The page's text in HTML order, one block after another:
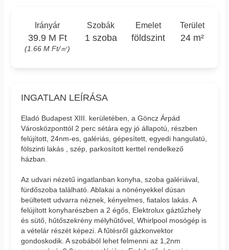
Irányár
39.9 M Ft
(1.66 M Ft/㎡)
Szobák
1 szoba
Emelet
földszint
Terület
24 m²
INGATLAN LEÍRÁSA
Eladó Budapest XIII. kerületében, a Göncz Árpád
Városközponttól 2 perc sétára egy jó állapotú, részben
felújított, 24nm-es, galériás, gépesített, egyedi hangulatú,
fölszinti lakás , szép, parkosított kerttel rendelkező
házban.
Az udvari nézetű ingatlanban konyha, szoba galériával,
fürdőszoba található. Ablakai a nönényekkel dúsan
beültetett udvarra néznek, kényelmes, fiatalos lakás. A
felújított konyharészben a 2 égős, Elektrolux gáztűzhely
és sütő, hűtőszekrény mélyhűtővel, Whirlpool mosógép is
a vételár részét képezi. A fűtésről gázkonvektor
gondoskodik. A szobából lehet felmenni az 1,2nm